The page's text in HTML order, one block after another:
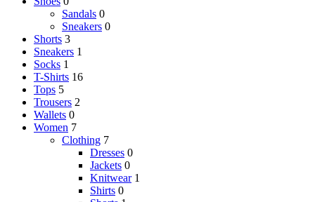
Sandals 0
Sneakers 0
Shorts 3
Sneakers 1
Socks 1
T-Shirts 16
Tops 5
Trousers 2
Wallets 0
Women 7
Clothing 7
Dresses 0
Jackets 0
Knitwear 1
Shirts 0